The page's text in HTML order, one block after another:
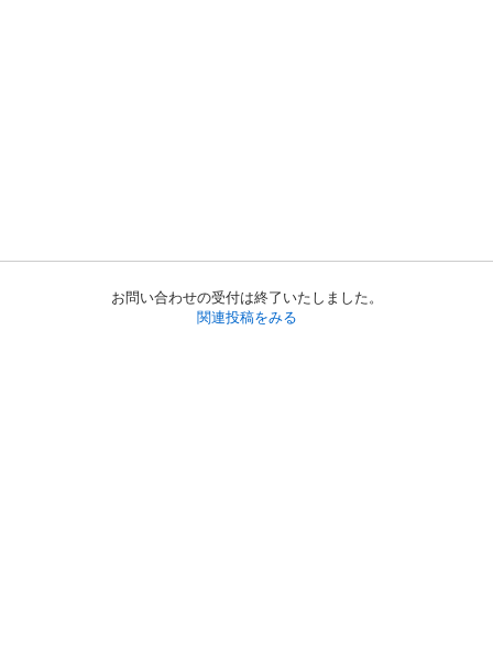
お問い合わせの受付は終了いたしました。
関連投稿をみる